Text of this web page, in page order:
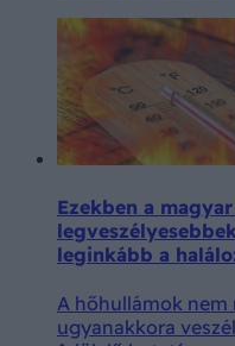
Ezekben a
leginkább a
A hőhullámok
ugyanakkora